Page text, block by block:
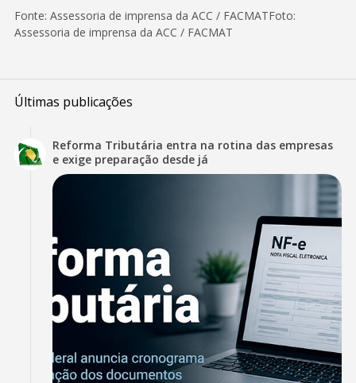
Fonte: Assessoria de imprensa da ACC / FACMATFoto:
Assessoria de imprensa da ACC / FACMAT
Últimas publicações
Reforma Tributária entra na rotina das empresas
e exige preparação desde já